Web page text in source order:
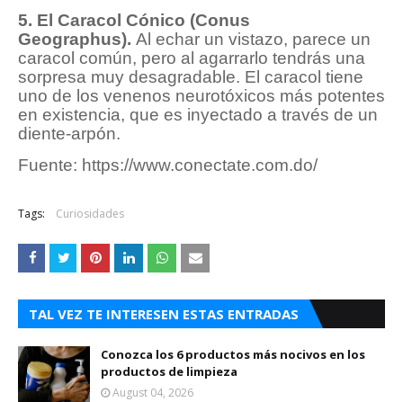
5. El Caracol Cónico (Conus
Geographus). Al echar un vistazo, parece un
caracol común, pero al agarrarlo tendrás una
sorpresa muy desagradable. El caracol tiene
uno de los venenos neurotóxicos más potentes
en existencia, que es inyectado a través de un
diente-arpón.
Fuente: https://www.conectate.com.do/
Tags: Curiosidades
TAL VEZ TE INTERESEN ESTAS ENTRADAS
Conozca los 6 productos más nocivos en los
productos de limpieza
August 04, 2026